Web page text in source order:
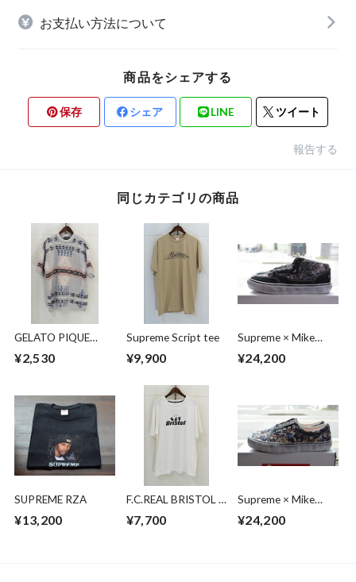
お支払い方法について
商品をシェアする
保存 シェア LINE ツイート
報告する
同じカテゴリの商品
GELATO PIQUE
PENDLETON ルーム
¥2,530
Supreme Script tee
¥9,900
Supreme × Mike
Cab
¥24,200
SUPREME RZA
¥13,200
F.C.REAL BRISTOL ×
SHADOW TEAM
¥7,700
Supreme × Mike
¥24,200